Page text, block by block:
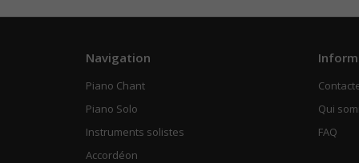
Navigation
Piano Chant
Piano Solo
Instruments solistes
Accordéon
Qui
FAQ